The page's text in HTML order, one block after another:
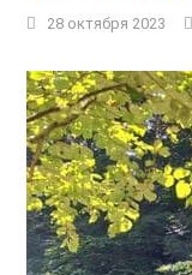
28 октября 2023